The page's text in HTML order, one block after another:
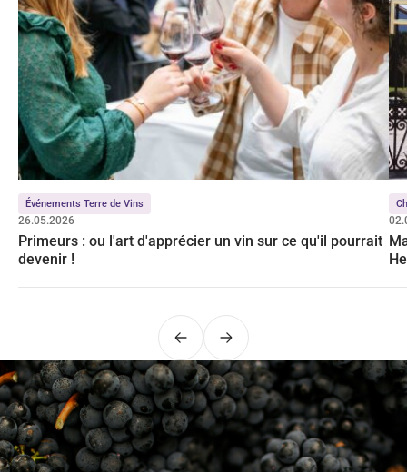
Événements Terre de Vins
26.05.2026
Primeurs : ou l'art d'apprécier un vin sur ce qu'il pourrait
devenir !
PrécédentSuivant